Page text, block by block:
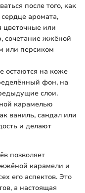
после того, как
аромата,
цветочные или
сочетание жжёной
или персиком
остаются на коже
фон, на
слои.
карамелью
ваниль, сандал или
и делают
позволяет
жжёной карамели и
его аспектов. Это
а настоящая